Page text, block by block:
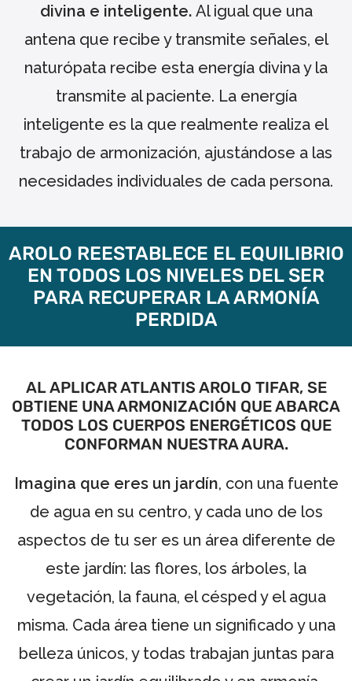
divina e inteligente. Al igual que una
antena que recibe y transmite señales, el
naturópata recibe esta energía divina y la
transmite al paciente. La energía
inteligente es la que realmente realiza el
trabajo de armonización, ajustándose a las
necesidades individuales de cada persona.
AROLO REESTABLECE EL EQUILIBRIO
EN TODOS LOS NIVELES DEL SER
PARA RECUPERAR LA ARMONÍA
PERDIDA
AL APLICAR ATLANTIS AROLO TIFAR, SE
OBTIENE UNA ARMONIZACIÓN QUE ABARCA
TODOS LOS CUERPOS ENERGÉTICOS QUE
CONFORMAN NUESTRA AURA.
Imagina que eres un jardín, con una fuente
de agua en su centro, y cada uno de los
aspectos de tu ser es un área diferente de
este jardín: las flores, los árboles, la
vegetación, la fauna, el césped y el agua
misma. Cada área tiene un significado y una
belleza únicos, y todas trabajan juntas para